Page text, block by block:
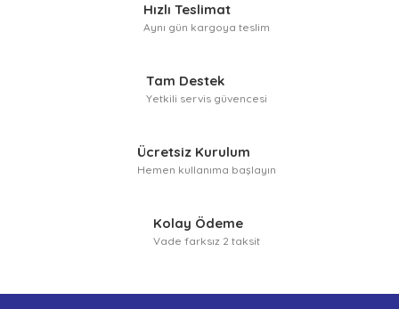
Hızlı Teslimat
Aynı gün kargoya teslim
Tam Destek
Yetkili servis güvencesi
Ücretsiz Kurulum
Hemen kullanıma başlayın
Kolay Ödeme
Vade farksız 2 taksit